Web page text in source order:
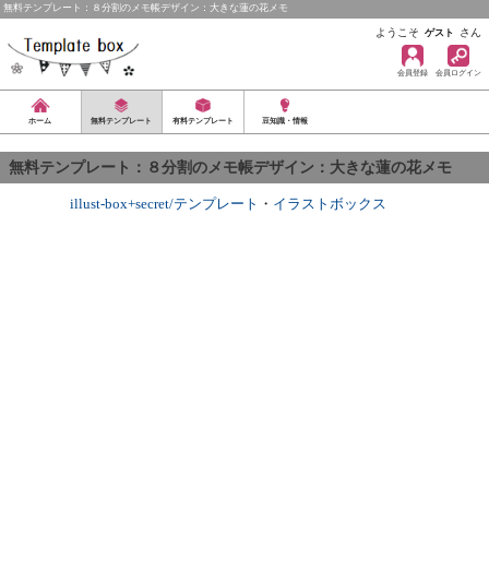
無料テンプレート：８分割のメモ帳デザイン：大きな蓮の花メモ
ようこそ ゲスト さん
会員登録 会員ログイン
ホーム 無料テンプレート 有料テンプレート 豆知識・情報
無料テンプレート：８分割のメモ帳デザイン：大きな蓮の花メモ
illust-box+secret/テンプレート ・ イラストボックス